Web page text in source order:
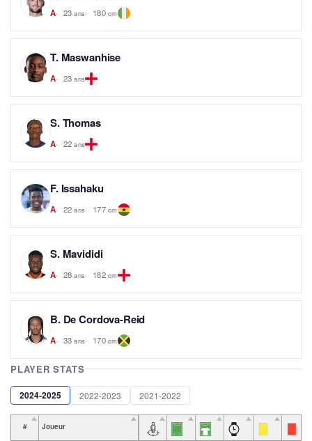
A 23 ans 180 cm
T. Maswanhise
A 23 ans
S. Thomas
A 22 ans
F. Issahaku
A 22 ans 177 cm
S. Mavididi
A 28 ans 182 cm
B. De Cordova-Reid
A 33 ans 170 cm
PLAYER STATS
2024-2025 2022-2023 2021-2022
# Joueur